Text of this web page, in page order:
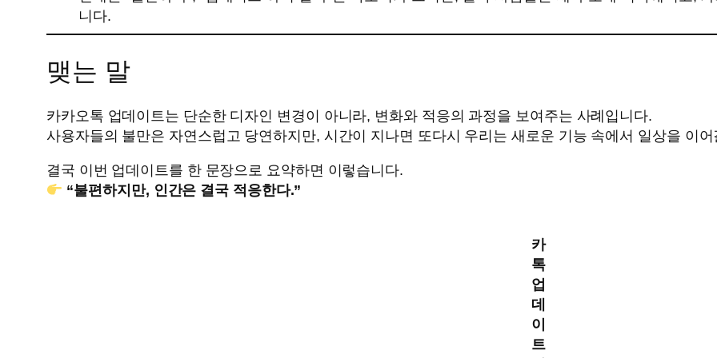
니다.
맺는 말
카카오톡 업데이트는 단순한 디자인 변경이 아니라, 변화와 적응의 과정을 보여주는 사례입니다.
사용자들의 불만은 자연스럽고 당연하지만, 시간이 지나면 또다시 우리는 새로운 기능 속에서 일상을 이
결국 이번 업데이트를 한 문장으로 요약하면 이렇습니다.
“불편하지만, 인간은 결국 적응한다.”
카
톡
업
데
이
트